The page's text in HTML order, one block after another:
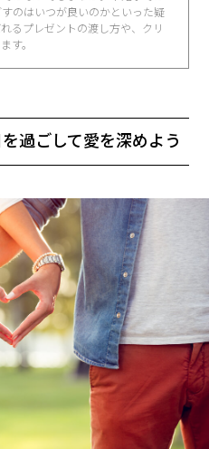
のはいつが良いのかといった疑
るプレゼントの渡し方や、クリ
す。
過ごして愛を深めよう